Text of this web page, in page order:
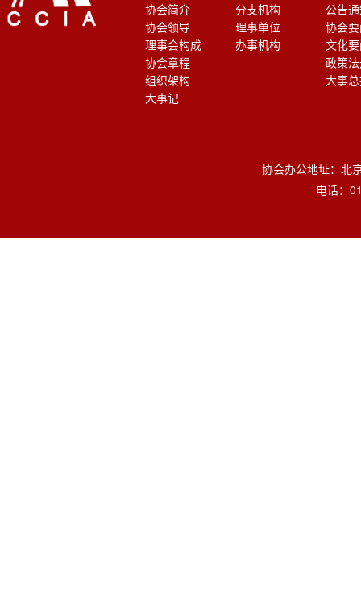
协会简介
协会领导
理事会构成
协会章程
组织架构
大事记
分支机构
理事单位
办事机构
公告
协会
文化
政策
大事
协会办公地址：北
电话：